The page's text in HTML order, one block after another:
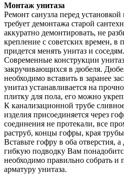
Монтаж унитаза
Ремонт санузла перед
требует демонтажа старой
аккуратно демонтировать, не
крепление с советских времен, в
придется менять унитаз и соседям.
Современные конструкции
закручивающихся в дюбеля.
необходимо вставить в заранее
унитаз устанавливается на
плитку для пола, его можно
К канализационной трубе
изделия присоединяется через
соединения не протекали, все
раструб, концы гофры, края
Вставьте гофру в оба отверстия,
гибкую подводку Вам
необходимо правильно собрать
арматуру унитаза.